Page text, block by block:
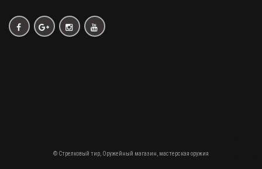
© Стрелковый тир, Оружейный магазин, мастерская оружия